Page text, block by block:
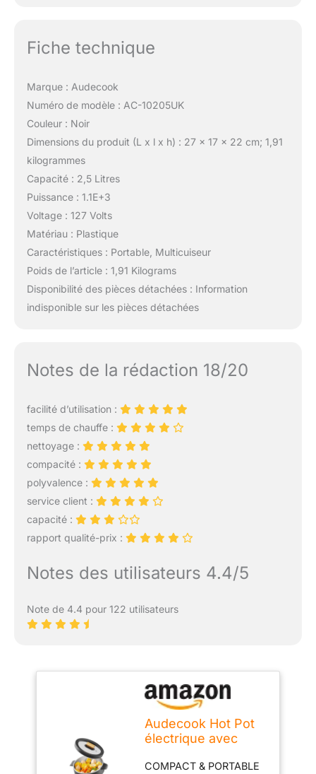
Fiche technique
Marque : Audecook
Numéro de modèle : AC-10205UK
Couleur : Noir
Dimensions du produit (L x l x h) : 27 x 17 x 22 cm; 1,91
kilogrammes
Capacité : 2,5 Litres
Puissance : 1.1E+3
Voltage : 127 Volts
Matériau : Plastique
Caractéristiques : Portable, Multicuiseur
Poids de l’article : 1,91 Kilograms
Disponibilité des pièces détachées : Information
indisponible sur les pièces détachées
Notes de la rédaction 18/20
facilité d’utilisation :
temps de chauffe :
nettoyage :
compacité :
polyvalence :
service client :
capacité :
rapport qualité-prix :
Notes des utilisateurs 4.4/5
Note de 4.4 pour 122 utilisateurs
Audecook Hot Pot
électrique avec
1.5L Portable PoêLe
COMPACT & PORTABLE